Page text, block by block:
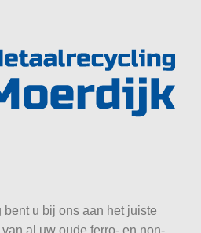
u bij ons aan het juiste
al uw oude ferro- en non-